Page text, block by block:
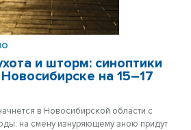
и шторм: синоптики
на 15–17
в Новосибирской области с
на смену изнуряющему зною придут